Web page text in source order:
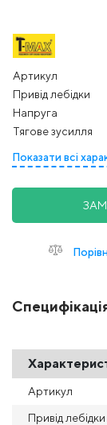
Артикул
Привід лебідки
Напруга
Тягове зусилля
Показати всі
Артикул
Привід лебідки